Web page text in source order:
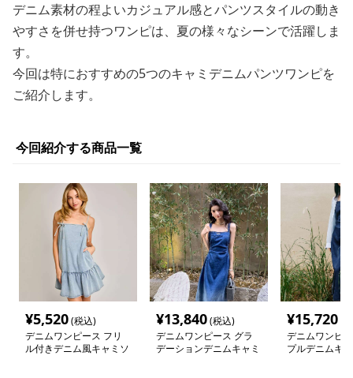
デニム素材の程よいカジュアル感とパンツスタイルの動き
やすさを併せ持つワンピは、夏の様々なシーンで活躍しま
す。
今回は特におすすめの5つのキャミデニムパンツワンピを
ご紹介します。
今回紹介する商品一覧
¥5,520(税込)
デニムワンピース フリ
ル付きデニム風キャミソ
¥13,840(税込)
デニムワンピース グラ
デーションデニムキャミ
¥15,720
デニムワンピ
プルデニムキ